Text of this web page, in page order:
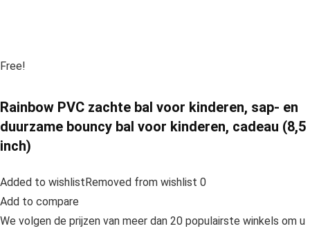
Free!
Rainbow PVC zachte bal voor kinderen, sap- en
duurzame bouncy bal voor kinderen, cadeau (8,5
inch)
Added to wishlistRemoved from wishlist 0
Add to compare
We volgen de prijzen van meer dan 20 populairste winkels om u